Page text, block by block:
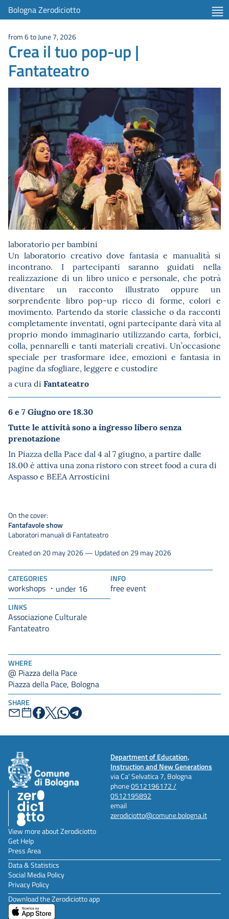
Bologna Zerodiciotto
WHERE
@ Piazza della Pace
Piazza della Pace, Bologna
SHARE
from 6 to June 7, 2026
Crea il tuo pop-up |
Fantateatro
laboratorio per bambini
Un laboratorio creativo dove fantasia e manualità si
incontrano. I partecipanti saranno guidati nella
realizzazione di un libro unico e personale, che potrà
diventare un racconto illustrato oppure un
sorprendente libro pop-up ricco di forme, colori e
movimento. Partendo da storie classiche o da racconti
completamente inventati, ogni partecipante darà vita al
proprio mondo immaginario utilizzando carta, forbici,
colla, pennarelli e tanti materiali creativi. Un’occasione
speciale per trasformare idee, emozioni e fantasia in
pagine da sfogliare, leggere e custodire
a cura di Fantateatro
6 e 7 Giugnoore 18.30
Tutte le attività sono a ingresso libero senza
prenotazione
In Piazza della Pace dal 4 al 7 giugno, a partire dalle
18.00 è attiva una zona ristoro con street food a cura di
Aspasso e BEEA Arrosticini
CATEGORIES
workshops under 16
INFO
free event
LINKS
Associazione Culturale
Fantateatro
On the cover:
Fantafavole show
Laboratori manuali di Fantateatro
Created on 20 may 2026 — Updated on 29 may 2026
Department of Education,
Instruction and New Generations
via Ca' Selvatica 7, Bologna
phone0512196172 /
0512195892
email
zerodiciotto@comune.bologna.it
View more about Zerodiciotto
Get Help
Press Area
Data & Statistics
Social Media Policy
Privacy Policy
Download the Zerodiciotto app